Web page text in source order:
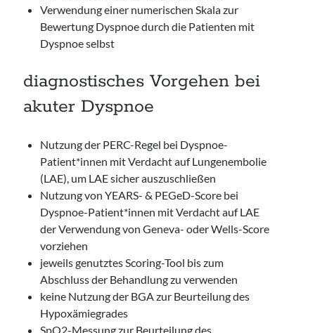
Verwendung einer numerischen Skala zur
Bewertung Dyspnoe durch die Patienten mit
Dyspnoe selbst
diagnostisches Vorgehen bei
akuter Dyspnoe
Nutzung der PERC-Regel bei Dyspnoe-
Patient*innen mit Verdacht auf Lungenembolie
(LAE), um LAE sicher auszuschließen
Nutzung von YEARS- & PEGeD-Score bei
Dyspnoe-Patient*innen mit Verdacht auf LAE
der Verwendung von Geneva- oder Wells-Score
vorziehen
jeweils genutztes Scoring-Tool bis zum
Abschluss der Behandlung zu verwenden
keine Nutzung der BGA zur Beurteilung des
Hypoxämiegrades
SpO2-Messung zur Beurteilung des